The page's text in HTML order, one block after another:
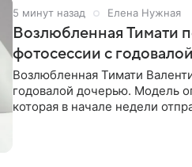
5 минут назад Елена Нужная
Возлюбленная Тимати
фотосессии с
Возлюбленная Тимати
годовалой дочерью. Модель
которая в начале недели